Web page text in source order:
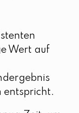
Wert auf
entspricht.